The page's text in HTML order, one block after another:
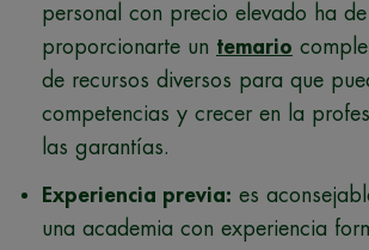
personal con precio elevado ha
proporcionarte un temario
de recursos diversos para que
competencias y crecer en la
las garantías.
Experiencia previa: es
una academia con experiencia